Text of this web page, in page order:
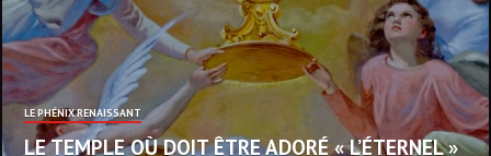
LE PHÉNIX RENAISSANT
LE TEMPLE OÙ DOIT ÊTRE ADORÉ « L’ÉTERNEL »